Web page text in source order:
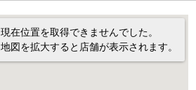
現在位置を取得できませんでした。
地図を拡大すると店舗が表示されます。